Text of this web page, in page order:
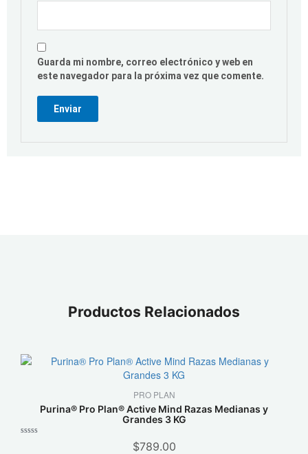
Guarda mi nombre, correo electrónico y web en
este navegador para la próxima vez que comente.
Productos Relacionados
PRO PLAN
Purina® Pro Plan® Active Mind Razas Medianas y
Grandes 3 KG
$789.00